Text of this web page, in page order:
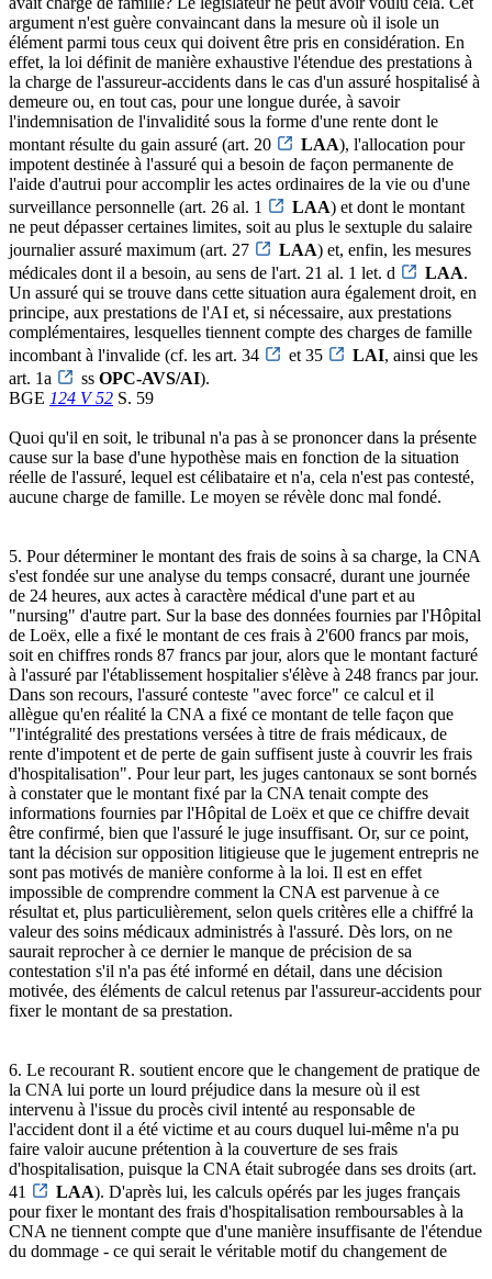
argument n'est guère convaincant dans la mesure où il isole un
élément parmi tous ceux qui doivent être pris en considération. En
effet, la loi définit de manière exhaustive l'étendue des prestations à
la charge de l'assureur-accidents dans le cas d'un assuré hospitalisé à
demeure ou, en tout cas, pour une longue durée, à savoir
l'indemnisation de l'invalidité sous la forme d'une rente dont le
montant résulte du gain assuré (art. 20
LAA), l'allocation pour
impotent destinée à l'assuré qui a besoin de façon permanente de
l'aide d'autrui pour accomplir les actes ordinaires de la vie ou d'une
surveillance personnelle (art. 26 al. 1
LAA) et dont le montant
ne peut dépasser certaines limites, soit au plus le sextuple du salaire
journalier assuré maximum (art. 27
LAA) et, enfin, les mesures
médicales dont il a besoin, au sens de l'art. 21 al. 1 let. d
LAA.
Un assuré qui se trouve dans cette situation aura également droit, en
principe, aux prestations de l'AI et, si nécessaire, aux prestations
complémentaires, lesquelles tiennent compte des charges de famille
incombant à l'invalide (cf. les art. 34
et 35 LAI, ainsi que les
art. 1a
ss OPC-AVS/AI).
BGE 124 V 52 S. 59
Quoi qu'il en soit, le tribunal n'a pas à se prononcer dans la présente
cause sur la base d'une hypothèse mais en fonction de la situation
réelle de l'assuré, lequel est célibataire et n'a, cela n'est pas contesté,
aucune charge de famille. Le moyen se révèle donc mal fondé.
5. Pour déterminer le montant des frais de soins à sa charge, la CNA
s'est fondée sur une analyse du temps consacré, durant une journée
de 24 heures, aux actes à caractère médical d'une part et au
"nursing" d'autre part. Sur la base des données fournies par l'Hôpital
de Loëx, elle a fixé le montant de ces frais à 2'600 francs par mois,
soit en chiffres ronds 87 francs par jour, alors que le montant facturé
à l'assuré par l'établissement hospitalier s'élève à 248 francs par jour.
Dans son recours, l'assuré conteste "avec force" ce calcul et il
allègue qu'en réalité la CNA a fixé ce montant de telle façon que
"l'intégralité des prestations versées à titre de frais médicaux, de
rente d'impotent et de perte de gain suffisent juste à couvrir les frais
d'hospitalisation". Pour leur part, les juges cantonaux se sont bornés
à constater que le montant fixé par la CNA tenait compte des
informations fournies par l'Hôpital de Loëx et que ce chiffre devait
être confirmé, bien que l'assuré le juge insuffisant. Or, sur ce point,
tant la décision sur opposition litigieuse que le jugement entrepris ne
sont pas motivés de manière conforme à la loi. Il est en effet
impossible de comprendre comment la CNA est parvenue à ce
résultat et, plus particulièrement, selon quels critères elle a chiffré la
valeur des soins médicaux administrés à l'assuré. Dès lors, on ne
saurait reprocher à ce dernier le manque de précision de sa
contestation s'il n'a pas été informé en détail, dans une décision
motivée, des éléments de calcul retenus par l'assureur-accidents pour
fixer le montant de sa prestation.
6. Le recourant R. soutient encore que le changement de pratique de
la CNA lui porte un lourd préjudice dans la mesure où il est
intervenu à l'issue du procès civil intenté au responsable de
l'accident dont il a été victime et au cours duquel lui-même n'a pu
faire valoir aucune prétention à la couverture de ses frais
d'hospitalisation, puisque la CNA était subrogée dans ses droits (art.
41
LAA). D'après lui, les calculs opérés par les juges français
pour fixer le montant des frais d'hospitalisation remboursables à la
CNA ne tiennent compte que d'une manière insuffisante de l'étendue
du dommage - ce qui serait le véritable motif du changement de